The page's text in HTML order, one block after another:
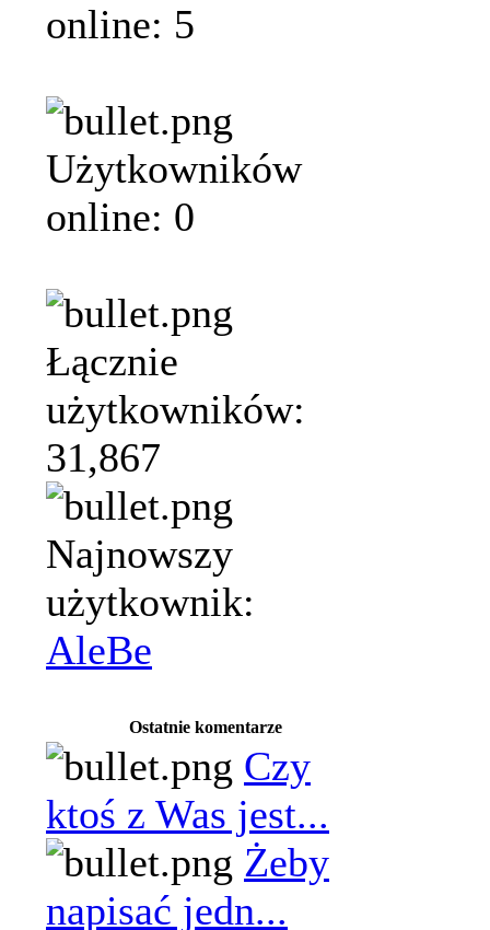
online: 5
Użytkowników
online: 0
Łącznie
użytkowników:
31,867
Najnowszy
użytkownik:
AleBe
Ostatnie komentarze
Czy
ktoś z Was jest...
Żeby
napisać jedn...